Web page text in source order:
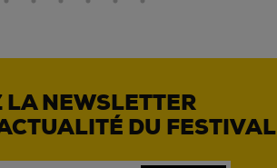
LA NEWSLETTER
DU FESTIVAL